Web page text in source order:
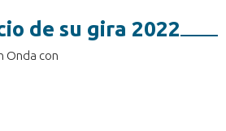
de su gira 2022